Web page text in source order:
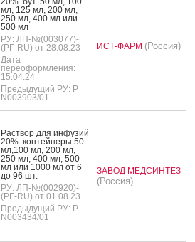
мл, 125 мл, 200 мл,
250 мл, 400 мл или
500 мл
РУ: ЛП-№(003077)-
(РГ-RU) от 28.08.23
Дата
переоформления:
15.04.24
Предыдущий РУ: Р
N003903/01
ИСТ-ФАРМ (Россия)
Рас­твор для ин­фу­зий
20%: кон­тей­не­ры 50
мл,100 мл, 200 мл,
250 мл, 400 мл, 500
мл или 1000 мл от 6
до 96 шт.
РУ: ЛП-№(002920)-
(РГ-RU) от 01.08.23
Предыдущий РУ: Р
N003434/01
ЗАВОД МЕДСИНТЕЗ
(Россия)